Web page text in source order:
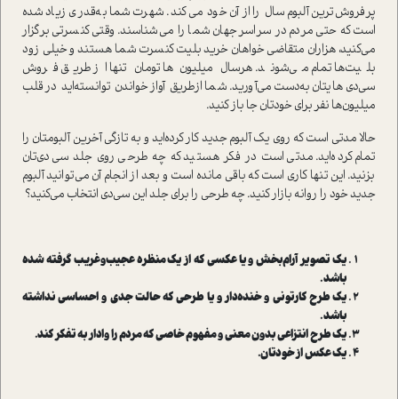
پرفروش‌ترین آلبوم سال را از آن خود می‌کند. شهرت شما به‌قدری زیاد شده
است که حتی مردم در سراسر جهان شما را می‌شناسند. وقتی کنسرتی برگزار
می‌کنید، هزاران متقاضی خواهان خرید بلیت کنسرت شما هستند و خیلی زود
بلیت‌ها تمام می‌شوند. هرسال میلیون‌ها تومان تنها از طریق فروش
سی‌دی‌هایتان به‌دست می‌آورید. شما ازطریق آوازخواندن توانسته‌اید در قلب
میلیون‌ها نفر برای خودتان جا باز کنید.
حالا مدتی است که روی یک آلبوم جدید کار کرده‌اید و به تازگی آخرین آلبومتان را
تمام کرده‌اید. مدتی است در فکر هستید که چه طرحی روی جلد سی‌دی‌تان
بزنید. این تنها کاری است که باقی مانده است و بعد از انجام آن می‌توانید آلبوم
جدید خود را روانه بازار کنید. چه طرحی را برای جلد این سی‌دی انتخاب می‌کنید؟
یک تصویر آرام‌بخش و یا عکسی که از یک منظره عجیب‌وغریب گرفته شده
باشد.
یک طرح کارتونی و خنده‌دار و یا طرحی که حالت جدی و احساسی نداشته
باشد.
یک طرح انتزاعی بدون معنی و مفهوم خاصی که مردم را وادار به تفکر کند.
یک عکس از خودتان.